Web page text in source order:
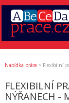
Nabídka práce > Flexibilní
FLEXIBILNÍ
NÝŘANECH -